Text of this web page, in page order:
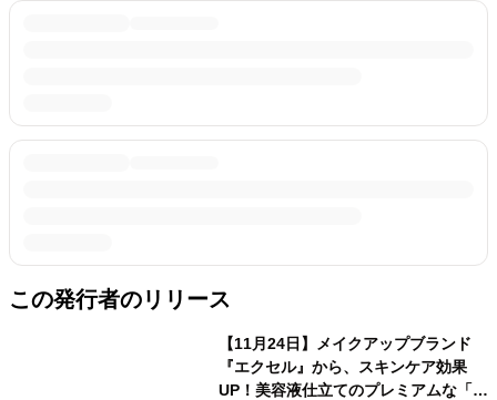
この発行者のリリース
【11月24日】メイクアップブランド
『エクセル』から、スキンケア効果
UP！美容液仕立てのプレミアムな「ス